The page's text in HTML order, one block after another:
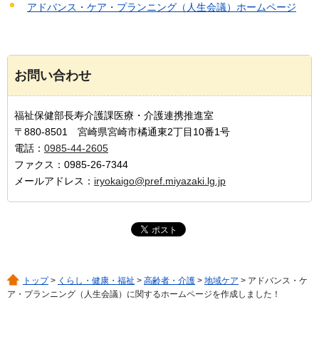
アドバンス・ケア・プランニング（人生会議）ホームページ
お問い合わせ
福祉保健部長寿介護課医療・介護連携推進室
〒880-8501 宮崎県宮崎市橘通東2丁目10番1号
電話： 0985-44-2605
ファクス：0985-26-7344
メールアドレス： iryokaigo@pref.miyazaki.lg.jp
トップ> くらし・健康・福祉 > 高齢者・介護 > 地域ケア > アドバンス・ケ
ア・プランニング（人生会議）に関するホームページを作成しました！